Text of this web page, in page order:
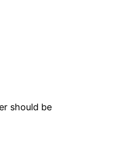
should be